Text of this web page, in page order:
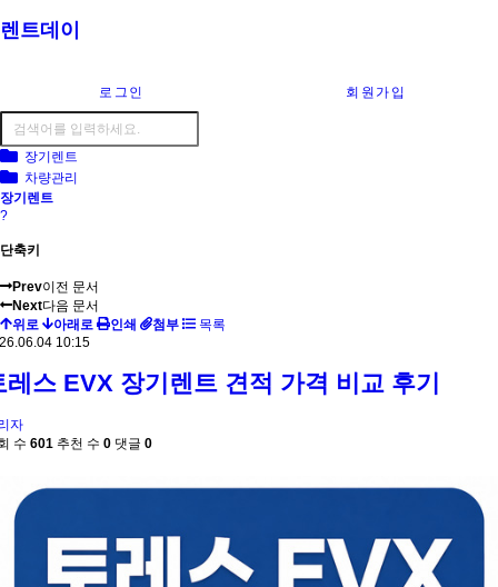
렌트데이
로그인 회원가입
장기렌트
차량관리
장기렌트
?
단축키
Prev이전 문서
Next다음 문서
위로
아래로 인쇄 첨부
목록
10:15
레스 EVX 장기렌트 견적 가격 비교 후기
자
수 601 추천 수 0 댓글 0